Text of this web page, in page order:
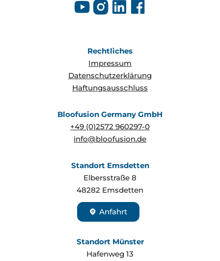
Rechtliches
Impressum
Datenschutzerklärung
Haftungsausschluss
Bloofusion Germany GmbH
+49 (0)2572 960297-0
info@bloofusion.de
Standort Emsdetten
Elbersstraße 8
48282 Emsdetten
Anfahrt
Standort Münster
Hafenweg 13